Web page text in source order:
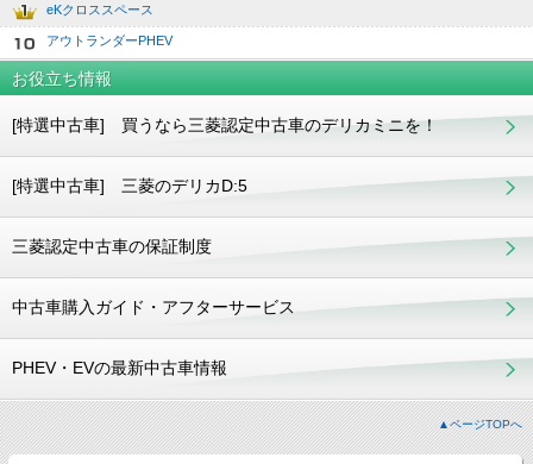
9eKクロススペース
10
アウトランダーPHEV
お役立ち情報
[特選中古車] 買うなら三菱認定中古車のデリカミニを！
[特選中古車] 三菱のデリカD:5
三菱認定中古車の保証制度
中古車購入ガイド・アフターサービス
PHEV・EVの最新中古車情報
▲ページTOPへ